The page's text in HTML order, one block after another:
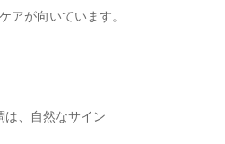
アが向いています。
は、自然なサイン